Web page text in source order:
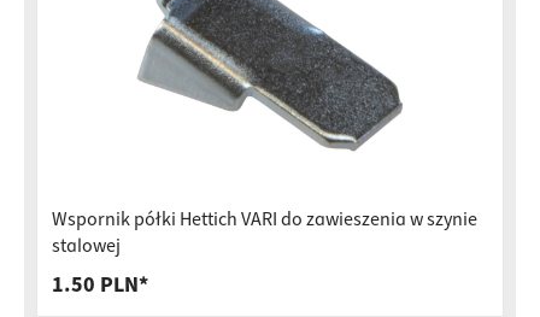
Wspornik półki Hettich VARI do zawieszenia w szynie
stalowej
1.50 PLN*